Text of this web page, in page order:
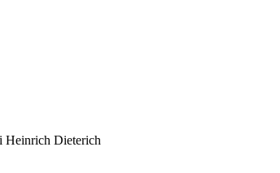
Heinrich Dieterich